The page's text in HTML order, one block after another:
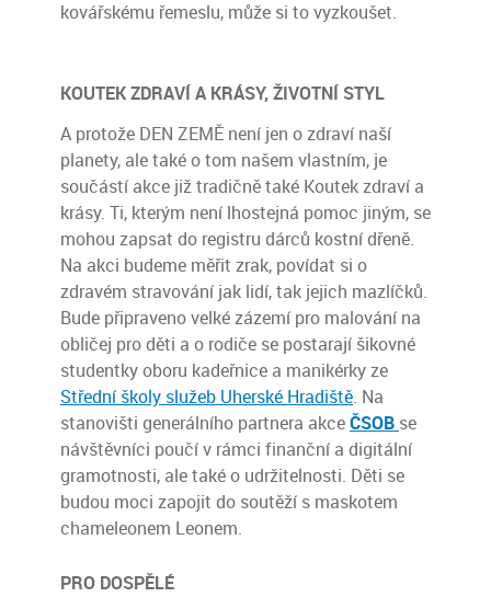
kovářskému řemeslu, může si to vyzkoušet.
KOUTEK ZDRAVÍ A KRÁSY, ŽIVOTNÍ STYL
A protože DEN ZEMĚ není jen o zdraví naší
planety, ale také o tom našem vlastním, je
součástí akce již tradičně také Koutek zdraví a
krásy. Ti, kterým není lhostejná pomoc jiným, se
mohou zapsat do registru dárců kostní dřeně.
Na akci budeme měřit zrak, povídat si o
zdravém stravování jak lidí, tak jejich mazlíčků.
Bude připraveno velké zázemí pro malování na
obličej pro děti a o rodiče se postarají šikovné
studentky oboru kadeřnice a manikérky ze
Střední školy služeb Uherské Hradiště. Na
stanovišti generálního partnera akceČSOB se
návštěvníci poučí v rámci finanční a digitální
gramotnosti, ale také o udržitelnosti. Děti se
budou moci zapojit do soutěží s maskotem
chameleonem Leonem.
PRO DOSPĚLÉ